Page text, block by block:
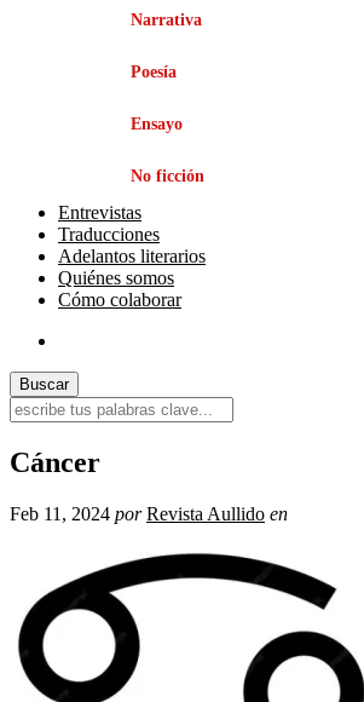
Narrativa
Poesía
Ensayo
No ficción
Entrevistas
Traducciones
Adelantos literarios
Quiénes somos
Cómo colaborar
Cáncer
Feb 11, 2024 por Revista Aullido en